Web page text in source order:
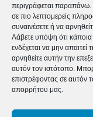
περιγράφεται παραπάνω.
σε πιο λεπτομερείς
συναινέσετε ή να
Λάβετε υπόψη ότι
ενδέχεται να μην
αρνηθείτε αυτήν την
αυτόν τον ιστότοπο.
επιστρέφοντας σε αυτόν
απορρήτου μας.
γερνάνε, οι
Όμως συνίσταται
καθώς οι
αυτό έχουν
ασθένειες. Τα
σύντομη